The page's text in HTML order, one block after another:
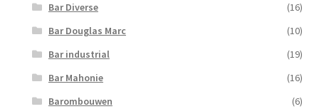
Bar Diverse
(16)
Bar Douglas Marc
(10)
Bar industrial
(19)
Bar Mahonie
(16)
Barombouwen
(6)